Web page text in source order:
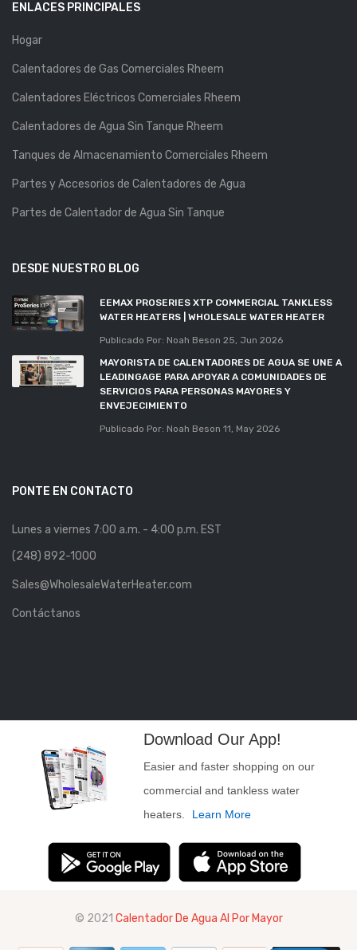
ENLACES PRINCIPALES
Hogar
Calentadores de Gas Comerciales Rheem
Calentadores Eléctricos Comerciales Rheem
Calentadores de Agua Sin Tanque Rheem
Tanques de Almacenamiento Comerciales Rheem
Partes y Accesorios de Calentadores de Agua
Partes de Calentador de Agua Sin Tanque
DESDE NUESTRO BLOG
EEMAX PROSERIES XTP COMMERCIAL TANKLESS
WATER HEATERS | WHOLESALE WATER HEATER
Publicado Por: Noah Beson 25, Jun 2026
MAYORISTA DE CALENTADORES DE AGUA SE UNE A
LEADINGAGE PARA APOYAR A COMUNIDADES DE
SERVICIOS PARA PERSONAS MAYORES Y
ENVEJECIMIENTO
Publicado Por: Noah Beson 11, May 2026
PONTE EN CONTACTO
Lunes a viernes 7:00 a.m. - 4:00 p.m. EST
(248) 892-1000
Sales@WholesaleWaterHeater.com
Contáctanos
Download Our App!
Easier and faster shopping on our
commercial and tankless water
heaters.
Learn More
© 2021 Calentador De Agua Al Por Mayor